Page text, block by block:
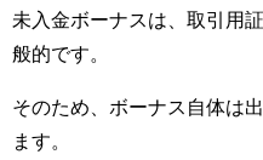
未入金ボーナスは、取引用
般的です。
そのため、ボーナス自体は
ます。